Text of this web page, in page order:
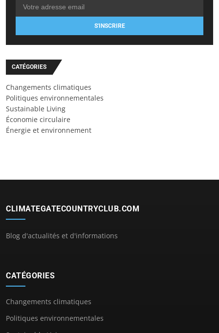
S'INSCRIRE
CATÉGORIES
Changements climatiques
Politiques environnementales
Sustainable Living
Économie circulaire
Énergie et environnement
CLIMATEGATECOUNTRYCLUB.COM
Blog d'actualités et d'informations
CATÉGORIES
Changements climatiques
Politiques environnementales